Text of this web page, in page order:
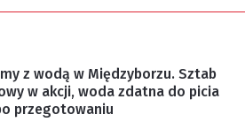
z wodą w Międzyborzu. Sztab
w akcji, woda zdatna do picia
przegotowaniu